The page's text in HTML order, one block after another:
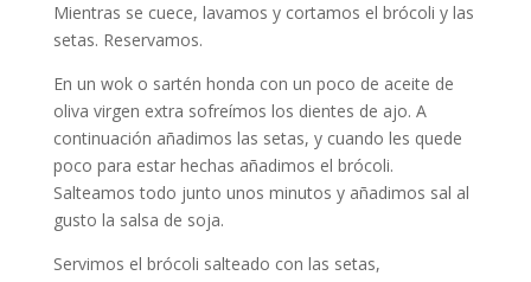
Mientras se cuece, lavamos y cortamos el brócoli y las
setas. Reservamos.
En un wok o sartén honda con un poco de aceite de
oliva virgen extra sofreímos los dientes de ajo. A
continuación añadimos las setas, y cuando les quede
poco para estar hechas añadimos el brócoli.
Salteamos todo junto unos minutos y añadimos sal al
gusto la salsa de soja.
Servimos el brócoli salteado con las setas,